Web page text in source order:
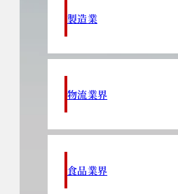
製造業
物流業界
食品業界